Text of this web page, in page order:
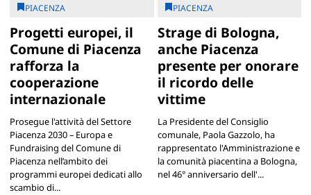
PIACENZA
Progetti europei, il
Comune di Piacenza
rafforza la
cooperazione
internazionale
Prosegue l'attività del Settore
Piacenza 2030 – Europa e
Fundraising del Comune di
Piacenza nell’ambito dei
programmi europei dedicati allo
scambio di...
PIACENZA
Strage di Bologna,
anche Piacenza
presente per onorare
il ricordo delle
vittime
La Presidente del Consiglio
comunale, Paola Gazzolo, ha
rappresentato l'Amministrazione e
la comunità piacentina a Bologna,
nel 46° anniversario dell'...